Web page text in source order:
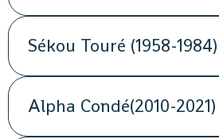
Sékou Touré (1958-1984)
Alpha Condé(2010-2021)